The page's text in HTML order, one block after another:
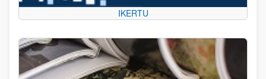
IKERTU